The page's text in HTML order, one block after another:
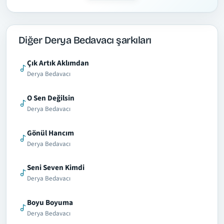
Diğer Derya Bedavacı şarkıları
Çık Artık Aklımdan
Derya Bedavacı
O Sen Değilsin
Derya Bedavacı
Gönül Hancım
Derya Bedavacı
Seni Seven Kimdi
Derya Bedavacı
Boyu Boyuma
Derya Bedavacı